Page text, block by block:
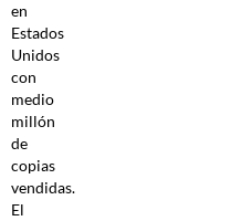
en
Estados
Unidos
con
medio
millón
de
copias
vendidas.
El